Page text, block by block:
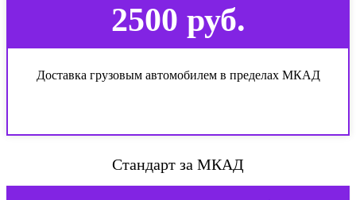
2500 руб.
Доставка грузовым автомобилем в пределах МКАД
Стандарт за МКАД